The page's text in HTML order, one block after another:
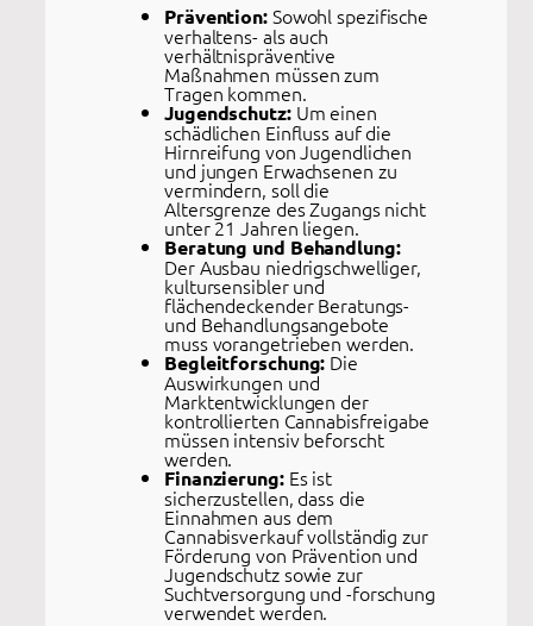
Prävention:Sowohl spezifische
verhaltens- als auch
verhältnispräventive
Maßnahmen müssen zum
Tragen kommen.
Jugendschutz:Um einen
schädlichen Einfluss auf die
Hirnreifung von Jugendlichen
und jungen Erwachsenen zu
vermindern, soll die
Altersgrenze des Zugangs nicht
unter 21 Jahren liegen.
Beratung und Behandlung:
Der Ausbau niedrigschwelliger,
kultursensibler und
flächendeckender Beratungs-
und Behandlungsangebote
muss vorangetrieben werden.
Begleitforschung: Die
Auswirkungen und
Marktentwicklungen der
kontrollierten Cannabisfreigabe
müssen intensiv beforscht
werden.
Finanzierung:Es ist
sicherzustellen, dass die
Einnahmen aus dem
Cannabisverkauf vollständig zur
Förderung von Prävention und
Jugendschutz sowie zur
Suchtversorgung und -forschung
verwendet werden.